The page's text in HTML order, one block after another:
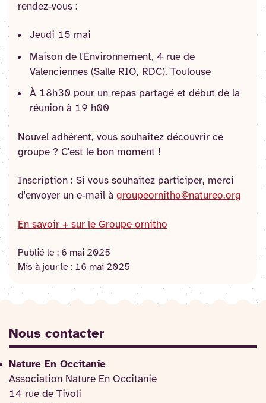
rendez-vous :
Jeudi 15 mai
Maison de l'Environnement, 4 rue de
Valenciennes (Salle RIO, RDC), Toulouse
À 18h30 pour un repas partagé et début de la
réunion à 19 h00
Nouvel adhérent, vous souhaitez découvrir ce
groupe ? C'est le bon moment !
Inscription : Si vous souhaitez participer, merci
d'envoyer un e-mail à groupeornitho@natureo.org
En savoir + sur le Groupe ornitho
Publié le : 6 mai 2025
Mis à jour le : 16 mai 2025
Nous contacter
Nature En Occitanie
Association Nature En Occitanie
14 rue de Tivoli